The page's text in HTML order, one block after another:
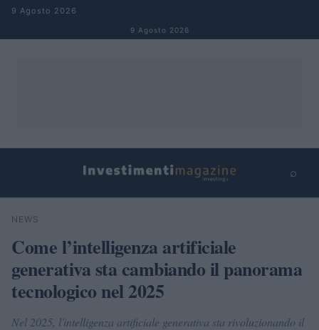
Salta al contenuto
9 Agosto 2026
9 Agosto 2026
⌕
Cerca
NEWS
Come l’intelligenza artificiale
generativa sta cambiando il panorama
tecnologico nel 2025
Nel 2025, l'intelligenza artificiale generativa sta rivoluzionando il